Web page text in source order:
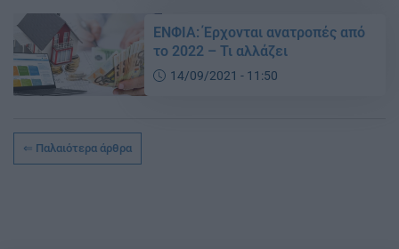
ΕΝΦΙΑ: Έρχονται ανατροπές από
το 2022 – Τι αλλάζει
14/09/2021 - 11:50
Παλαιότερα άρθρα